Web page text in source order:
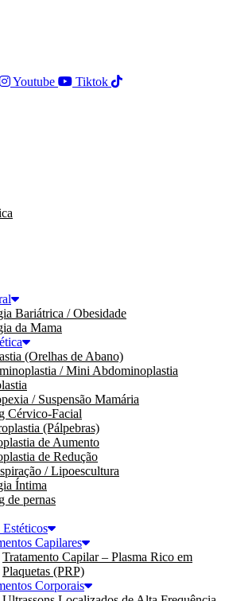
Youtube Tiktok
Bariátrica / Obesidade
da Mama
(Orelhas de Abano)
/ Mini Abdominoplastia
/ Suspensão Mamária
Cérvico-Facial
(Pálpebras)
de Aumento
de Redução
/ Lipoescultura
Íntima
de pernas
Estéticos
Capilares
Tratamento Capilar – Plasma Rico em
Plaquetas (PRP)
Corporais